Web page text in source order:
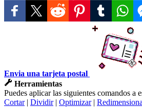
Envia una tarjeta postal
Herramientas
Puedes aplicar las siguientes comandos a
Cortar| Dividir| Optimizar|